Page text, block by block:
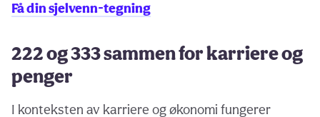
Få din sjelvenn-tegning
222 og 333 sammen for karriere og
penger
I konteksten av karriere og økonomi fungerer